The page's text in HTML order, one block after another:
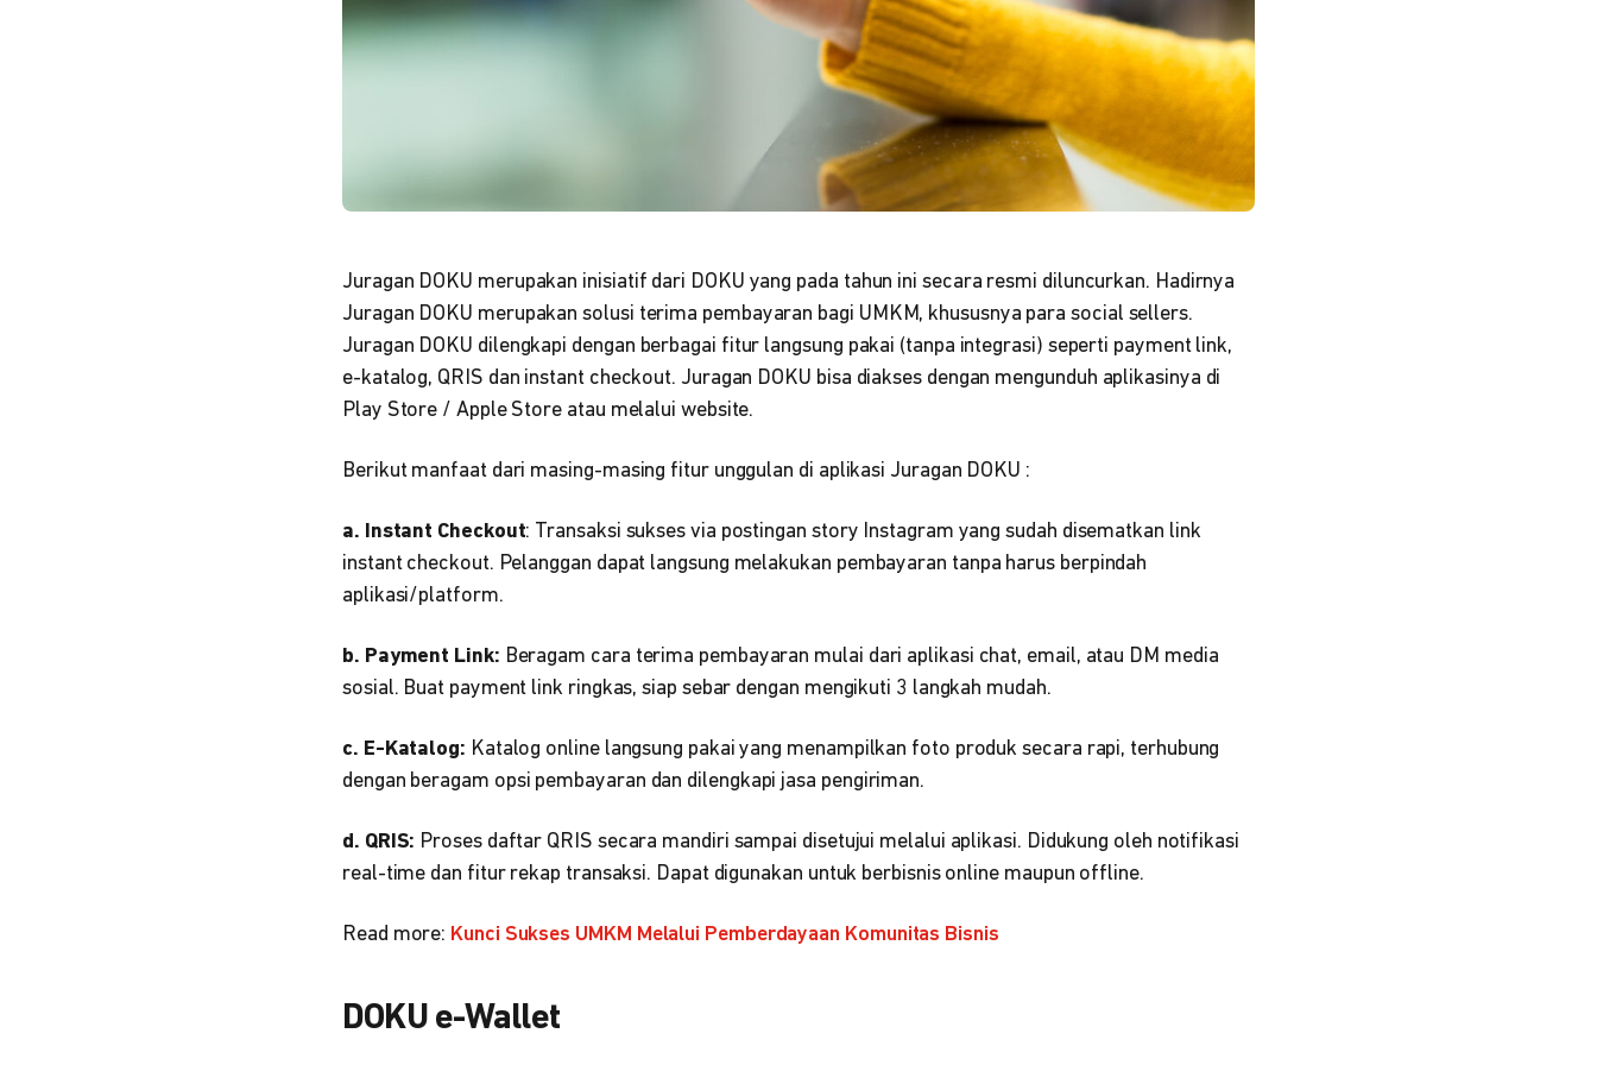
Juragan DOKU merupakan inisiatif dari DOKU yang pada tahun ini secara resmi diluncurkan. Hadirnya
Juragan DOKU merupakan solusi terima pembayaran bagi UMKM, khususnya para social sellers.
Juragan DOKU dilengkapi dengan berbagai fitur langsung pakai (tanpa integrasi) seperti payment link,
e-katalog, QRIS dan instant checkout. Juragan DOKU bisa diakses dengan mengunduh aplikasinya di
Play Store / Apple Store atau melalui website.
Berikut manfaat dari masing-masing fitur unggulan di aplikasi Juragan DOKU :
a. Instant Checkout: Transaksi sukses via postingan story Instagram yang sudah disematkan link
instant checkout. Pelanggan dapat langsung melakukan pembayaran tanpa harus berpindah
aplikasi/platform.
b. Payment Link: Beragam cara terima pembayaran mulai dari aplikasi chat, email, atau DM media
sosial. Buat payment link ringkas, siap sebar dengan mengikuti 3 langkah mudah.
c. E-Katalog: Katalog online langsung pakai yang menampilkan foto produk secara rapi, terhubung
dengan beragam opsi pembayaran dan dilengkapi jasa pengiriman.
d. QRIS: Proses daftar QRIS secara mandiri sampai disetujui melalui aplikasi. Didukung oleh notifikasi
real-time dan fitur rekap transaksi. Dapat digunakan untuk berbisnis online maupun offline.
Read more: Kunci Sukses UMKM Melalui Pemberdayaan Komunitas Bisnis
DOKU e-Wallet